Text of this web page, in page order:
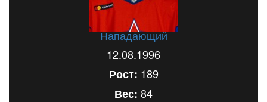
Нападающий
12.08.1996
Рост: 189
Вес: 84